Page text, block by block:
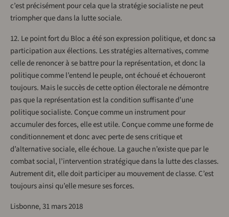
c’est précisément pour cela que la stratégie socialiste ne peut
triompher que dans la lutte sociale.
12. Le point fort du Bloc a été son expression politique, et donc sa
participation aux élections. Les stratégies alternatives, comme
celle de renoncer à se battre pour la représentation, et donc la
politique comme l’entend le peuple, ont échoué et échoueront
toujours. Mais le succès de cette option électorale ne démontre
pas que la représentation est la condition suffisante d’une
politique socialiste. Conçue comme un instrument pour
accumuler des forces, elle est utile. Conçue comme une forme de
conditionnement et donc avec perte de sens critique et
d’alternative sociale, elle échoue. La gauche n’existe que par le
combat social, l’intervention stratégique dans la lutte des classes.
Autrement dit, elle doit participer au mouvement de classe. C’est
toujours ainsi qu’elle mesure ses forces.
Lisbonne, 31 mars 2018